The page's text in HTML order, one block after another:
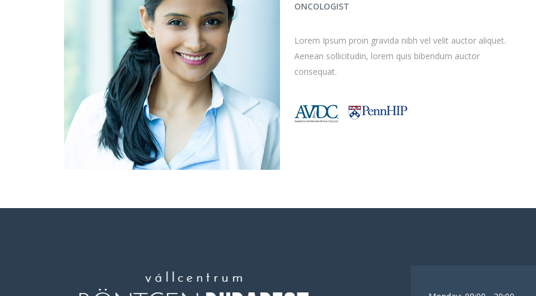
ONCOLOGIST
Lorem Ipsum proin gravida nibh vel velit auctor aliquet.
Aenean sollicitudin, lorem quis bibendum auctor
consequat.